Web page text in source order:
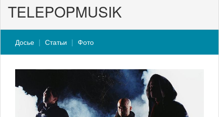
TELEPOPMUSIK
Досье Статьи Фото